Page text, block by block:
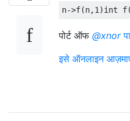
n->f(n,1 )int f(
पोर्ट ऑफ @xnor
इसे ऑनलाइन